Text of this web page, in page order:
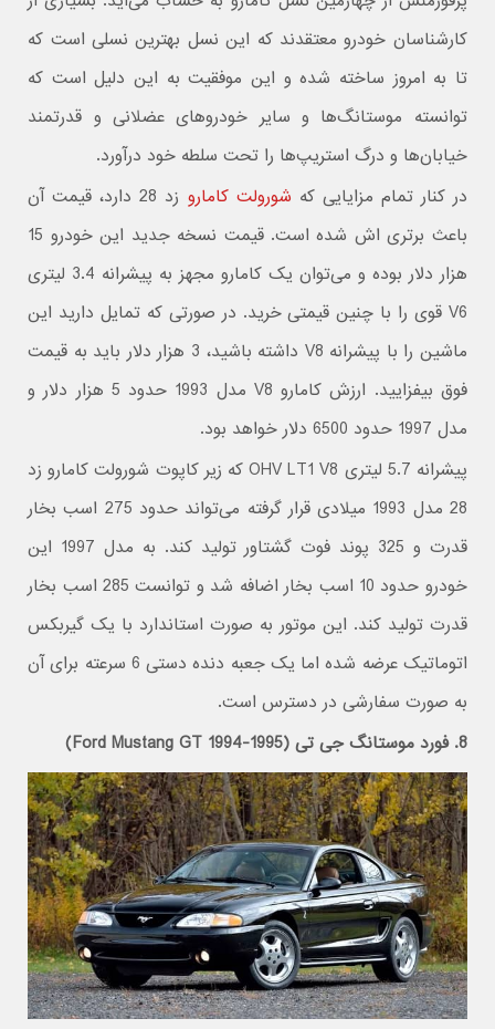
کارشناسان خودرو معتقدند که این نسل بهترین نسلی است که
تا به امروز ساخته شده و این موفقیت به این دلیل است که
توانسته موستانگ‌ها و سایر خودروهای عضلانی و قدرتمند
خیابان‌ها و درگ استریپ‌ها را تحت سلطه خود درآورد.
در کنار تمام مزایایی که شورولت کامارو
زد 28 دارد، قیمت آن
باعث برتری اش شده است. قیمت نسخه جدید این خودرو 15
هزار دلار بوده و می‌توان یک کامارو مجهز به پیشرانه 3.4 لیتری
V6 قوی را با چنین قیمتی خرید. در صورتی که تمایل دارید این
ماشین را با پیشرانه V8 داشته باشید، 3 هزار دلار باید به قیمت
فوق بیفزایید. ارزش کامارو V8 مدل 1993 حدود 5 هزار دلار و
مدل 1997 حدود 6500 دلار خواهد بود.
پیشرانه 5.7 لیتری OHV LT1 V8 که زیر کاپوت شورولت کامارو زد
28 مدل 1993 میلادی قرار گرفته می‌تواند حدود 275 اسب بخار
قدرت و 325 پوند فوت گشتاور تولید کند. به مدل 1997 این
خودرو حدود 10 اسب بخار اضافه شد و توانست 285 اسب بخار
قدرت تولید کند. این موتور به صورت استاندارد با یک گیربکس
اتوماتیک عرضه شده اما یک جعبه دنده دستی 6 سرعته برای آن
به صورت سفارشی در دسترس است.
8. فورد موستانگ جی تی (Ford Mustang GT 1994-1995)